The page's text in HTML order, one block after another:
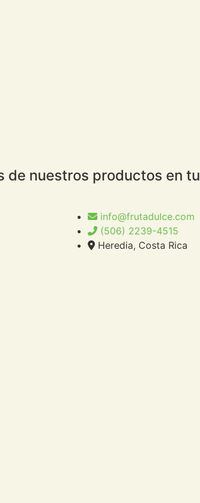
de nuestros productos en tu
info@frutadulce.com
(506) 2239-4515
Heredia, Costa Rica